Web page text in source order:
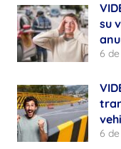
su
6
6